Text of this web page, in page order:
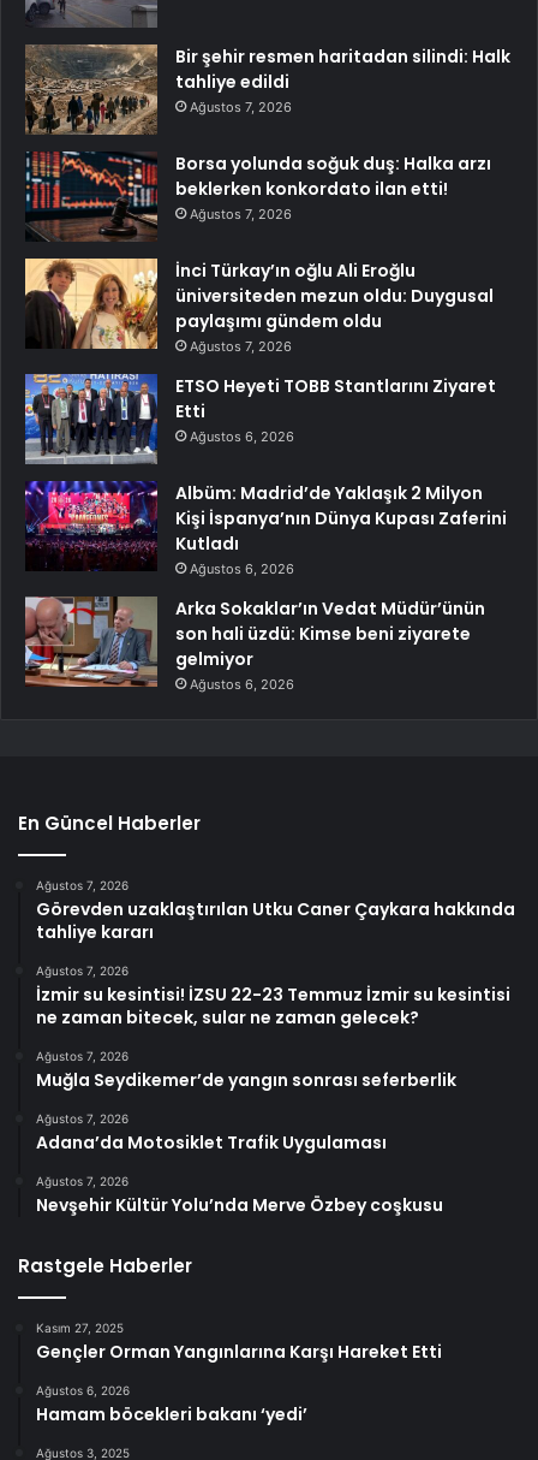
Bir şehir resmen haritadan silindi: Halk
tahliye edildi
Ağustos 7, 2026
Borsa yolunda soğuk duş: Halka arzı
beklerken konkordato ilan etti!
Ağustos 7, 2026
İnci Türkay’ın oğlu Ali Eroğlu
üniversiteden mezun oldu: Duygusal
paylaşımı gündem oldu
Ağustos 7, 2026
ETSO Heyeti TOBB Stantlarını Ziyaret
Etti
Ağustos 6, 2026
Albüm: Madrid’de Yaklaşık 2 Milyon
Kişi İspanya’nın Dünya Kupası Zaferini
Kutladı
Ağustos 6, 2026
Arka Sokaklar’ın Vedat Müdür’ünün
son hali üzdü: Kimse beni ziyarete
gelmiyor
Ağustos 6, 2026
En Güncel Haberler
Ağustos 7, 2026
Görevden uzaklaştırılan Utku Caner Çaykara hakkında
tahliye kararı
Ağustos 7, 2026
İzmir su kesintisi! İZSU 22-23 Temmuz İzmir su kesintisi
ne zaman bitecek, sular ne zaman gelecek?
Ağustos 7, 2026
Muğla Seydikemer’de yangın sonrası seferberlik
Ağustos 7, 2026
Adana’da Motosiklet Trafik Uygulaması
Ağustos 7, 2026
Nevşehir Kültür Yolu’nda Merve Özbey coşkusu
Rastgele Haberler
Kasım 27, 2025
Gençler Orman Yangınlarına Karşı Hareket Etti
Ağustos 6, 2026
Hamam böcekleri bakanı ‘yedi’
Ağustos 3, 2025